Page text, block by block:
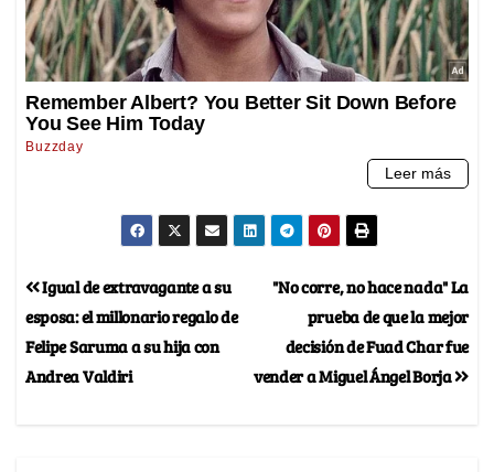
"No corre, no hace nada" La
prueba de que la mejor
decisión de Fuad Char fue
vender a Miguel Ángel Borja
Igual de extravagante a su
esposa: el millonario regalo de
Felipe Saruma a su hija con
Andrea Valdiri